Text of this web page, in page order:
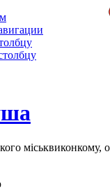
міськвиконкому,